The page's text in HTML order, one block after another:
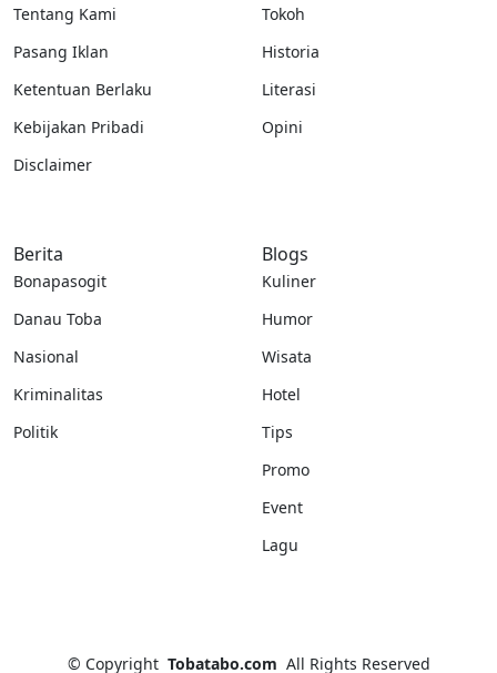
Tentang Kami
Pasang Iklan
Ketentuan Berlaku
Kebijakan Pribadi
Disclaimer
Tokoh
Historia
Literasi
Opini
Berita
Bonapasogit
Danau Toba
Nasional
Kriminalitas
Politik
Blogs
Kuliner
Humor
Wisata
Hotel
Tips
Promo
Event
Lagu
© Copyright Tobatabo.com All Rights Reserved